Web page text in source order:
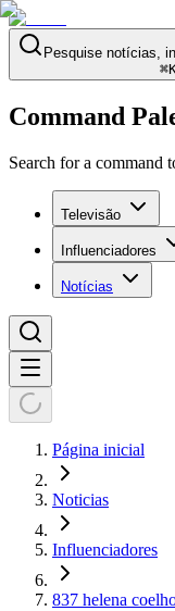
Pesquise notícias,
⌘
Command
Search for a command
Televisão
Influenciadores
Notícias
Página inicial
Noticias
Influenciadores
837 helena